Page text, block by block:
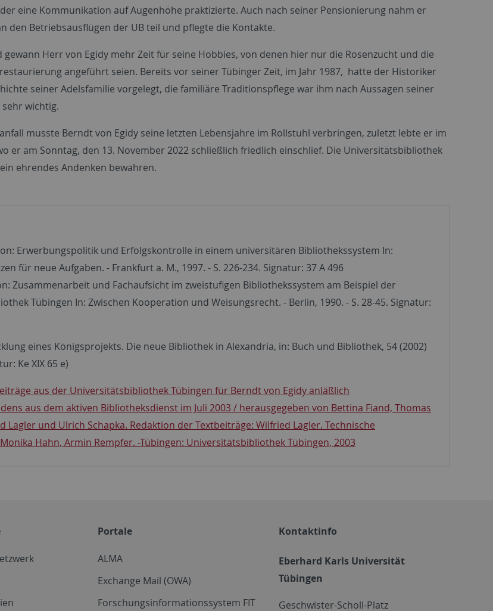
eine Kommunikation auf Augenhöhe praktizierte. Auch nach seiner Pensionierung nahm er
den Betriebsausflügen der UB teil und pflegte die Kontakte.
gewann Herr von Egidy mehr Zeit für seine Hobbies, von denen hier nur die Rosenzucht und die
angeführt seien. Bereits vor seiner Tübinger Zeit, im Jahr 1987, hatte der Historiker
seiner Adelsfamilie vorgelegt, die familiäre Traditionspflege war ihm nach Aussagen seiner
wichtig.
musste Berndt von Egidy seine letzten Lebensjahre im Rollstuhl verbringen, zuletzt lebte er im
er am Sonntag, den 13. November 2022 schließlich friedlich einschlief. Die Universitätsbibliothek
ehrendes Andenken bewahren.
Erwerbungspolitik und Erfolgskontrolle in einem universitären Bibliothekssystem In:
für neue Aufgaben. - Frankfurt a. M., 1997. - S. 226-234. Signatur: 37 A 496
Zusammenarbeit und Fachaufsicht im zweistufigen Bibliothekssystem am Beispiel der
Tübingen In: Zwischen Kooperation und Weisungsrecht. - Berlin, 1990. - S. 28-45. Signatur:
eines Königsprojekts. Die neue Bibliothek in Alexandria, in: Buch und Bibliothek, 54 (2002)
Ke XIX 65 e)
aus der Universitätsbibliothek Tübingen für Berndt von Egidy anläßlich
aus dem aktiven Bibliotheksdienst im Juli 2003 / herausgegeben von Bettina Fiand, Thomas
Lagler und Ulrich Schapka. Redaktion der Textbeiträge: Wilfried Lagler. Technische
Hahn, Armin Rempfer. -Tübingen: Universitätsbibliothek Tübingen, 2003
Portale
ALMA
Exchange Mail (OWA)
Forschungsinformationssystem FIT
Kontaktinfo
Eberhard Karls Universität
Tübingen
Geschwister-Scholl-Platz